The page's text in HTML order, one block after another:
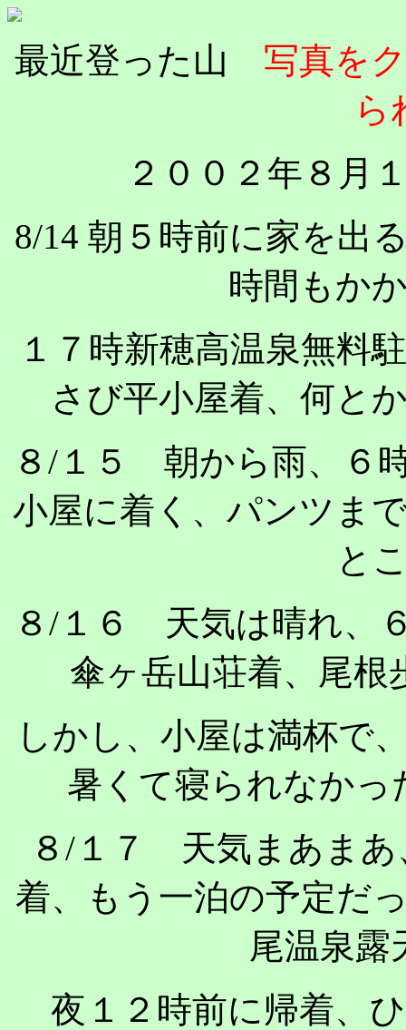
最近登った山 写真をク
ら
２００２年８月
8/14 朝５時前に家を出
時間もか
１７時新穂高温泉無料
さび平小屋着、何と
８/１５ 朝から雨、６
小屋に着く、パンツま
と
８/１６ 天気は晴れ、
傘ヶ岳山荘着、尾
しかし、小屋は満杯で
暑くて寝られなかっ
８/１７ 天気まあまあ
着、もう一泊の予定だ
尾温泉露
夜１２時前に帰着、